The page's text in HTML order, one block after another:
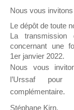
Ce groupe
sur lequel
ou poser
NB : Il est
pouvoir
Nous vous
Le dépôt de toute
La transmission
concernant une
1er janvier 2022.
Nous vous
l’Urssaf pour
complémentaire.
Stéphane Kirn,